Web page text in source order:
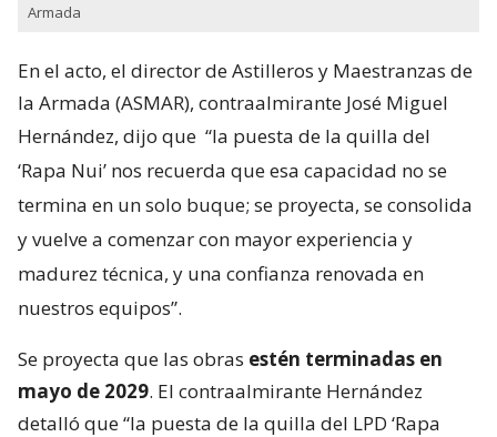
Armada
En el acto, el director de Astilleros y Maestranzas de
la Armada (ASMAR), contraalmirante José Miguel
Hernández, dijo que “la puesta de la quilla del
‘Rapa Nui’ nos recuerda que esa capacidad no se
termina en un solo buque; se proyecta, se consolida
y vuelve a comenzar con mayor experiencia y
madurez técnica, y una confianza renovada en
nuestros equipos”.
Se proyecta que las obras estén terminadas en
mayo de 2029. El contraalmirante Hernández
detalló que “la puesta de la quilla del LPD ‘Rapa